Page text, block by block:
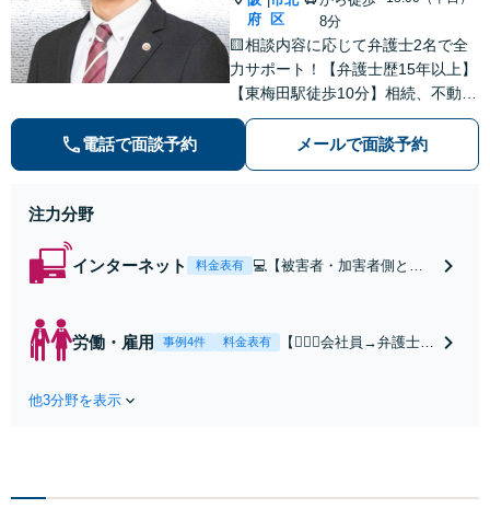
府 区
8分
🟨相談内容に応じて弁護士2名で全
力サポート！【弁護士歴15年以上】
【東梅田駅徒歩10分】相続、不動
産、売掛金の回収など多数の実績あ
り◎誠実＆丁寧なサポートを心がけ
ます。個人、法人問わずお気軽にご
電話で面談予約 メールで面談予約
注力分野
インターネット 料金表有
💻【被害者・加害者側とも
名誉毀損・発信者情報開示
などネットトラブル対応し
労働・雇用 事例4件 料金表有
【👷🏻‍♂️会社員→弁護士
払い賃金、解雇、労働
他3分野を表示